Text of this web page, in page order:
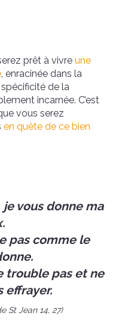
prêt à vivre une
, enracinée dans la
de la
incarnée. C’est
vous serez
en quête de ce bien
je vous donne ma
pas comme le
trouble pas et ne
effrayer.
St Jean 14, 27)